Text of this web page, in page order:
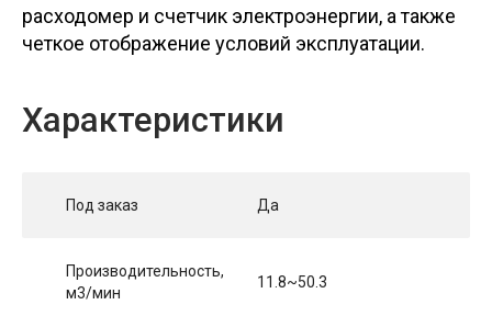
расходомер и счетчик электроэнергии, а также
четкое отображение условий эксплуатации.
Характеристики
Под заказ Да
Производительность,
м3/мин
11.8~50.3